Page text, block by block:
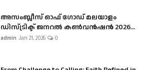
അസംബ്ലീസ് ഓഫ് ഗോഡ് മലയാളം
ഡിസ്ട്രിക്ട് ജനറൽ കൺവൻഷൻ 2026...
admin Jan 21, 2026 0